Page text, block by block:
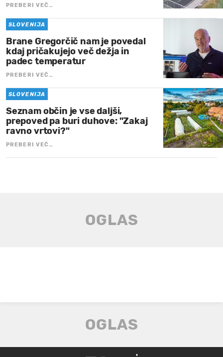
PREBERI VEČ…
SLOVENIJA
Brane Gregorčič nam je povedal
kdaj pričakujejo več dežja in
padec temperatur
PREBERI VEČ…
SLOVENIJA
Seznam občin je vse daljši,
prepoved pa buri duhove: "Zakaj
ravno vrtovi?"
PREBERI VEČ…